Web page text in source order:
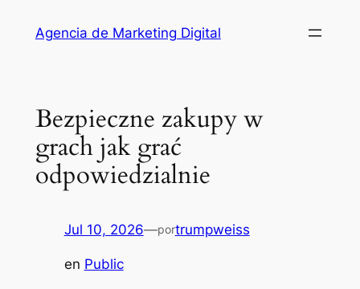
Agencia de Marketing Digital
Bezpieczne zakupy w
grach jak grać
odpowiedzialnie
Jul 10, 2026—portrumpweiss
en Public